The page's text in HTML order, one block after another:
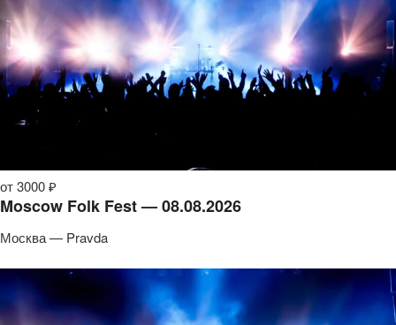
от 3000 ₽
Moscow Folk Fest — 08.08.2026
Москва — Pravda